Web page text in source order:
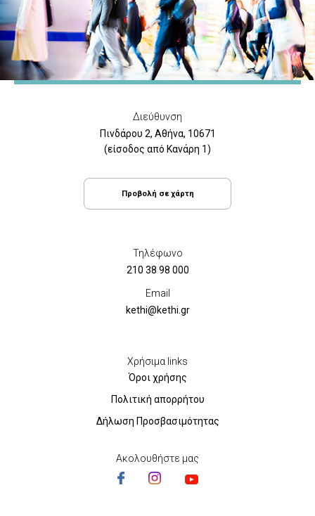
Διεύθυνση
Πινδάρου 2, Αθήνα, 10671
(είσοδος από Κανάρη 1)
Προβολή σε χάρτη
Τηλέφωνο
210 38 98 000
Email
kethi@kethi.gr
Χρήσιμα links
Όροι χρήσης
Πολιτική απορρήτου
Δήλωση Προσβασιμότητας
Ακολουθήστε μας